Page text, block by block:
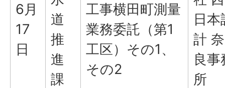
6月
17
日
道
推
進
課
工事横田町測量
業務委託（第1
工区）その1、
その2
日本
計 奈
良事
所